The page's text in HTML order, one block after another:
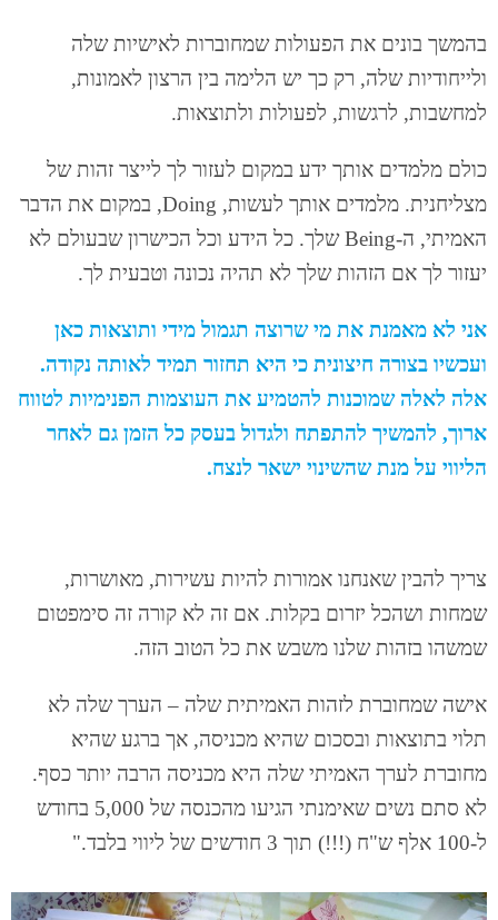
בהמשך בונים את הפעולות שמחוברות לאישיות שלה
ולייחודיות שלה, רק כך יש הלימה בין הרצון לאמונות,
למחשבות, לרגשות, לפעולות ולתוצאות.
כולם מלמדים אותך ידע במקום לעזור לך לייצר זהות של
מצליחנית. מלמדים אותך לעשות, Doing, במקום את הדבר
האמיתי, ה-Being שלך. כל הידע וכל הכישרון שבעולם לא
יעזור לך אם הזהות שלך לא תהיה נכונה וטבעית לך.
אני לא מאמנת את מי שרוצה תגמול מידי ותוצאות כאן
ועכשיו בצורה חיצונית כי היא תחזור תמיד לאותה נקודה.
אלה לאלה שמוכנות להטמיע את העוצמות הפנימיות לטווח
ארוך, להמשיך להתפתח ולגדול בעסק כל הזמן גם לאחר
הליווי על מנת שהשינוי ישאר לנצח.
צריך להבין שאנחנו אמורות להיות עשירות, מאושרות,
שמחות ושהכל יזרום בקלות. אם זה לא קורה זה סימפטום
שמשהו בזהות שלנו משבש את כל הטוב הזה.
אישה שמחוברת לזהות האמיתית שלה – הערך שלה לא
תלוי בתוצאות ובסכום שהיא מכניסה, אך ברגע שהיא
מחוברת לערך האמיתי שלה היא מכניסה הרבה יותר כסף.
לא סתם נשים שאימנתי הגיעו מהכנסה של 5,000 בחודש
ל-100 אלף ש"ח (!!!) תוך 3 חודשים של ליווי בלבד."